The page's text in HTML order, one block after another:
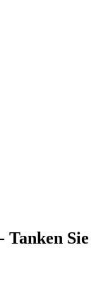
Tanken Sie